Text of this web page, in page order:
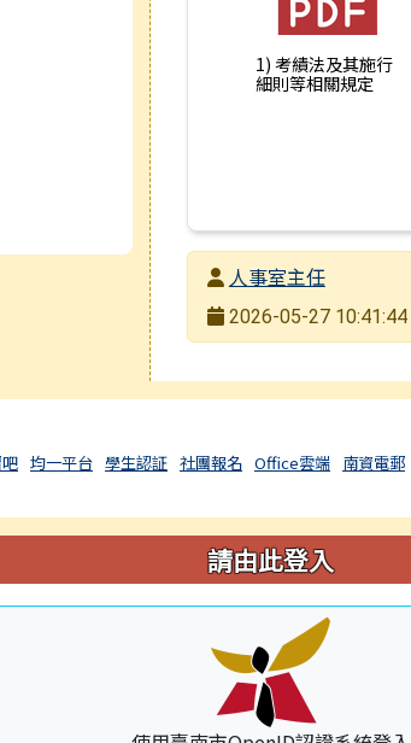
1) 考績法及其施行
細則等相關規定
發布者人事室主任
發布日期
2026-05-27 10:41:44
均一平台 學生認証 社團報名 Office雲端 南資電郵
請由此登入